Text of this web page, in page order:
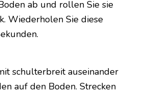
ab und rollen Sie sie
Wiederholen Sie diese
schulterbreit auseinander
auf den Boden. Strecken